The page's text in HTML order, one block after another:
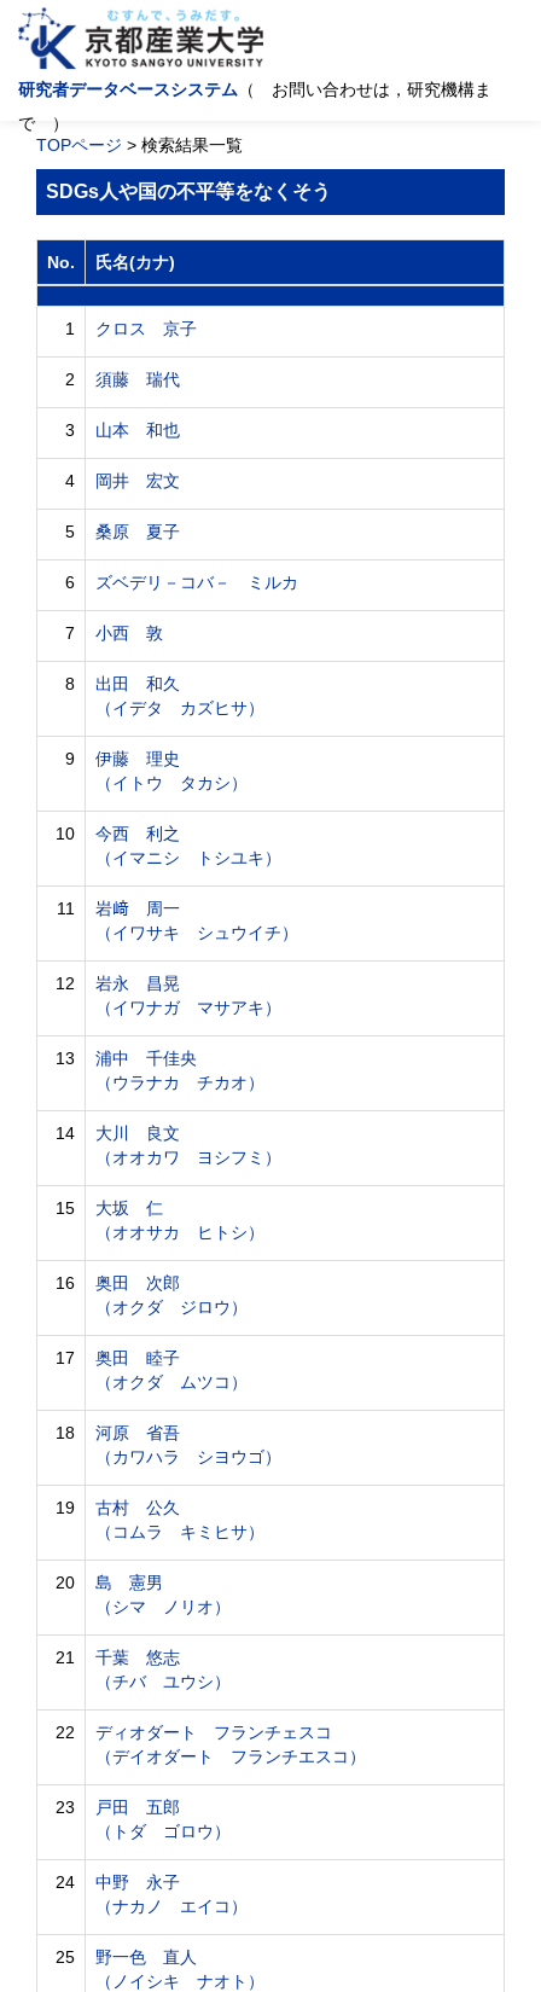
研究者データベースシステム （ お問い合わせは，研究機構ま
で ）
TOPページ > 検索結果一覧
SDGs人や国の不平等をなくそう
No. 氏名(カナ)
1 クロス 京子
2 須藤 瑞代
3 山本 和也
4 岡井 宏文
5 桑原 夏子
6 ズベデリ－コバ－ ミルカ
7 小西 敦
8
出田 和久
（イデタ カズヒサ）
9
伊藤 理史
（イトウ タカシ）
10
今西 利之
（イマニシ トシユキ）
11
岩﨑 周一
（イワサキ シュウイチ）
12
岩永 昌晃
（イワナガ マサアキ）
13
浦中 千佳央
（ウラナカ チカオ）
14
大川 良文
（オオカワ ヨシフミ）
15
大坂 仁
（オオサカ ヒトシ）
16
奥田 次郎
（オクダ ジロウ）
17
奥田 睦子
（オクダ ムツコ）
18
河原 省吾
（カワハラ シヨウゴ）
19
古村 公久
（コムラ キミヒサ）
20
島 憲男
（シマ ノリオ）
21
千葉 悠志
（チバ ユウシ）
22
ディオダート フランチェスコ
（デイオダート フランチエスコ）
23
戸田 五郎
（トダ ゴロウ）
24
中野 永子
（ナカノ エイコ）
25
野一色 直人
（ノイシキ ナオト）